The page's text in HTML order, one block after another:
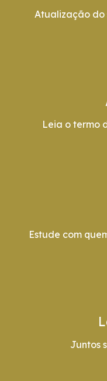
Atualização do
Leia o termo
Estude com
Juntos